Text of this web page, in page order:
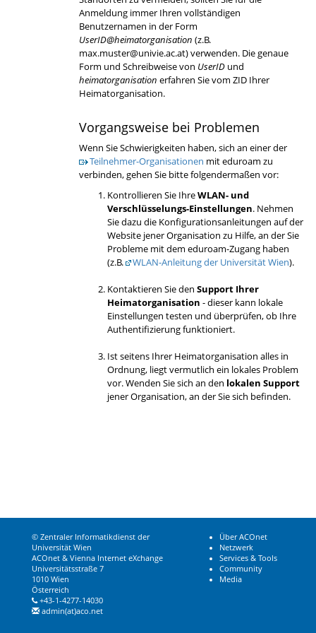
Anmeldung immer Ihren vollständigen
Benutzernamen in der Form
UserID@heimatorganisation (z.B.
max.muster@univie.ac.at) verwenden. Die genaue
Form und Schreibweise von UserID und
heimatorganisation erfahren Sie vom ZID Ihrer
Heimatorganisation.
Vorgangsweise bei Problemen
Wenn Sie Schwierigkeiten haben, sich an einer der
Teilnehmer-Organisationen mit eduroam zu
verbinden, gehen Sie bitte folgendermaßen vor:
Kontrollieren Sie IhreWLAN- und
Verschlüsselungs-Einstellungen. Nehmen
Sie dazu die Konfigurationsanleitungen auf der
Website jener Organisation zu Hilfe, an der Sie
Probleme mit dem eduroam-Zugang haben
(z.B.
WLAN-Anleitung der Universität Wien).
Kontaktieren Sie den Support Ihrer
Heimatorganisation - dieser kann lokale
Einstellungen testen und überprüfen, ob Ihre
Authentifizierung funktioniert.
Ist seitens Ihrer Heimatorganisation alles in
Ordnung, liegt vermutlich ein lokales Problem
vor. Wenden Sie sich an den lokalen Support
jener Organisation, an der Sie sich befinden.
© Zentraler Informatikdienst der
Universität Wien
ACOnet & Vienna Internet eXchange
Universitätsstraße 7
1010 Wien
Österreich
+43-1-4277-14030
admin(at)aco.net
Über ACOnet
Netzwerk
Services & Tools
Community
Media